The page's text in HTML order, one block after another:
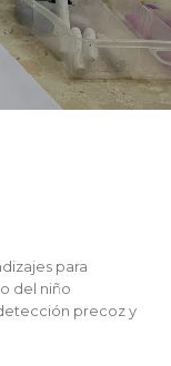
para
del niño
precoz y